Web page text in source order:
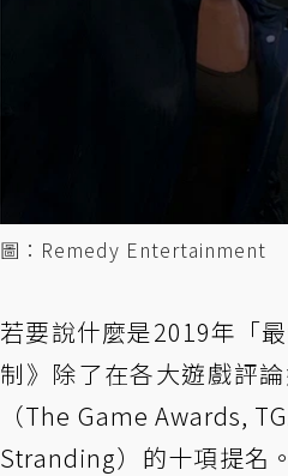
圖：Remedy Entertainment
若要說什麼是2019年「
制》除了在各大遊戲評
（The Game Awards,
Stranding）的十項提名